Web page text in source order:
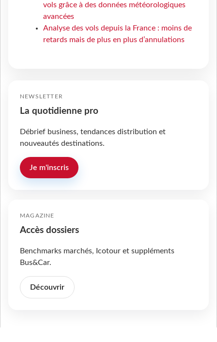
vols grâce à des données météorologiques
avancées
Analyse des vols depuis la France : moins de
retards mais de plus en plus d’annulations
NEWSLETTER
La quotidienne pro
Débrief business, tendances distribution et
nouveautés destinations.
Je m'inscris
MAGAZINE
Accès dossiers
Benchmarks marchés, Icotour et suppléments
Bus&Car.
Découvrir